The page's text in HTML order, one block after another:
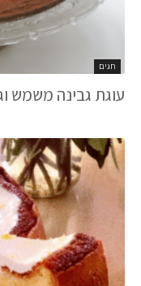
חגים
עוגת גבינה משמש